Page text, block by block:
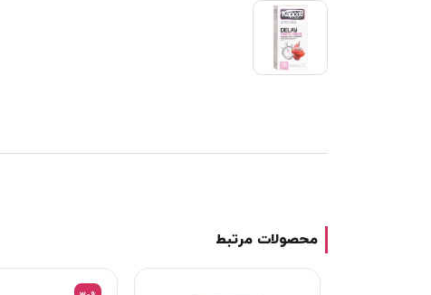
محصولات مرتبط